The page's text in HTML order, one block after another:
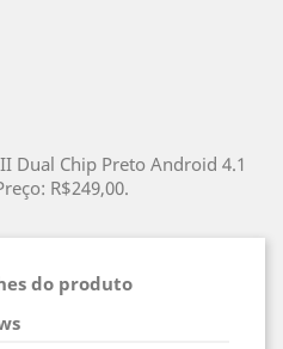
Dual Chip Preto Android 4.1
R$249,00.
do produto